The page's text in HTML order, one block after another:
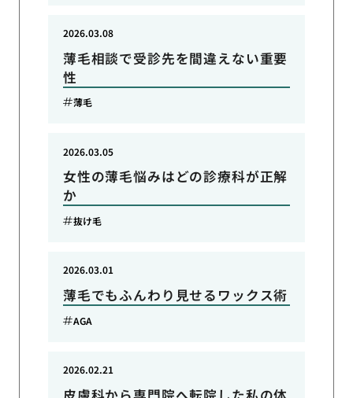
薄毛相談で受診先を間違えない重要
性
2026.03.08
薄毛
女性の薄毛悩みはどの診療科が正解
か
2026.03.05
抜け毛
薄毛でもふんわり見せるワックス術
2026.03.01
AGA
2026.02.21